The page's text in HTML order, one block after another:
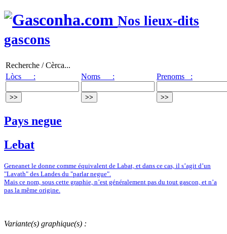
Nos lieux-dits
gascons
Recherche / Cèrca...
Lòcs :
Noms : Prenoms :
Pays negue
Lebat
Geneanet le donne comme équivalent de Labat, et dans ce cas, il s’agit d’un
"Lavath" des Landes du "parlar negue".
Mais ce nom, sous cette graphie, n’est généralement pas du tout gascon, et n’a
pas la même origine.
Variante(s) graphique(s) :